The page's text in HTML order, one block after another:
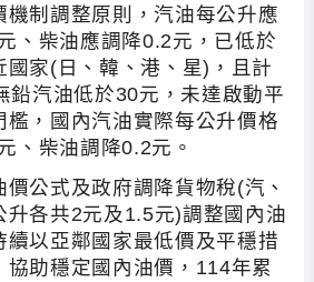
機制調整原則，汽油每公升應
、柴油應調降0.2元，已低於
國家(日、韓、港、星)，且計
鉛汽油低於30元，未達啟動平
檻，國內汽油實際每公升價格
、柴油調降0.2元。
價公式及政府調降貨物稅(汽、
升各共2元及1.5元)調整國內油
續以亞鄰國家最低價及平穩措
協助穩定國內油價，114年累